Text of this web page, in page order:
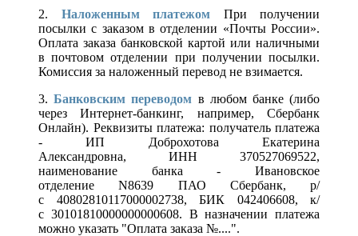
2. Наложенным платежом При получении
посылки с заказом в отделении «Почты России».
Оплата заказа банковской картой или наличными
в почтовом отделении при получении посылки.
Комиссия за наложенный перевод не взимается.
3.Банковским переводом в любом банке (либо
через Интернет-банкинг, например, Сбербанк
Онлайн). Реквизиты платежа: получатель платежа
- ИП Доброхотова Екатерина
Александровна, ИНН 370527069522,
наименование банка - Ивановское
отделение N8639 ПАО Сбербанк, р/
с 40802810117000002738, БИК 042406608, к/
с 30101810000000000608. В назначении платежа
можно указать "Оплата заказа №....".